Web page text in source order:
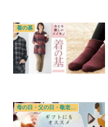
着の基